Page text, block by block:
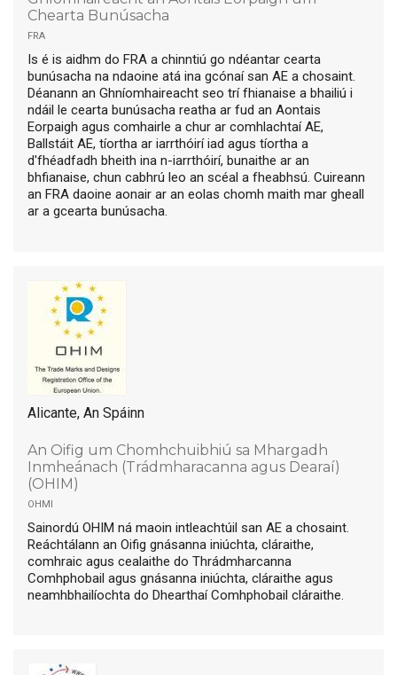
Chearta Bunúsacha
fra
Is é is aidhm do FRA a chinntiú go ndéantar cearta
bunúsacha na ndaoine atá ina gcónaí san AE a chosaint.
Déanann an Ghníomhaireacht seo trí fhianaise a bhailiú i
ndáil le cearta bunúsacha reatha ar fud an Aontais
Eorpaigh agus comhairle a chur ar comhlachtaí AE,
Ballstáit AE, tíortha ar iarrthóirí iad agus tíortha a
d'fhéadfadh bheith ina n-iarrthóirí, bunaithe ar an
bhfianaise, chun cabhrú leo an scéal a fheabhsú. Cuireann
an FRA daoine aonair ar an eolas chomh maith mar gheall
ar a gcearta bunúsacha.
Alicante, An Spáinn
An Oifig um Chomhchuibhiú sa Mhargadh
Inmheánach (Trádmharacanna agus Dearaí)
(OHIM)
ohmi
Sainordú OHIM ná maoin intleachtúil san AE a chosaint.
Reáchtálann an Oifig gnásanna iniúchta, cláraithe,
comhraic agus cealaithe do Thrádmharcanna
Comhphobail agus gnásanna iniúchta, cláraithe agus
neamhbhailíochta do Dhearthaí Comhphobail cláraithe.